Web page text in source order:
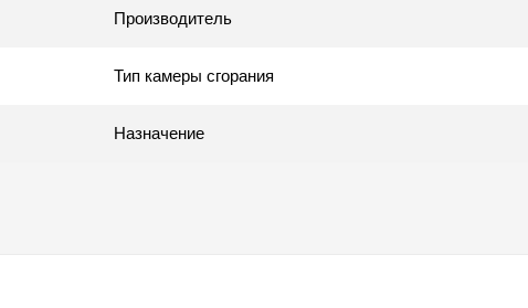
Производитель
Тип камеры сгорания
Назначение